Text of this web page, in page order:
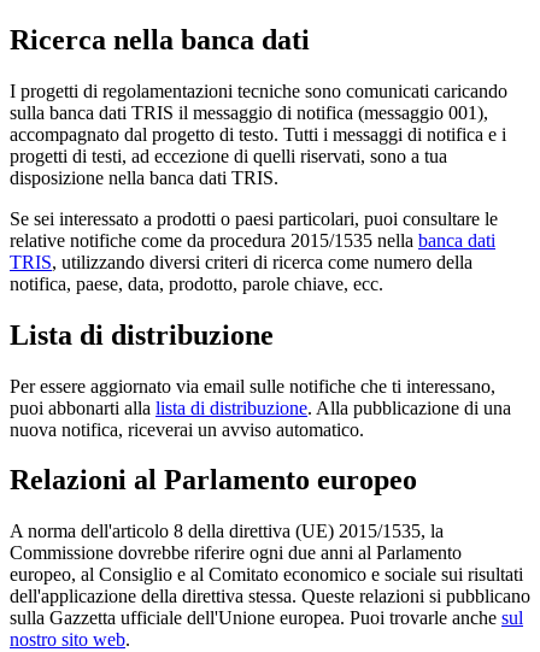
Ricerca nella banca dati
I progetti di regolamentazioni tecniche sono comunicati caricando
sulla banca dati TRIS il messaggio di notifica (messaggio 001),
accompagnato dal progetto di testo. Tutti i messaggi di notifica e i
progetti di testi, ad eccezione di quelli riservati, sono a tua
disposizione nella banca dati TRIS.
Se sei interessato a prodotti o paesi particolari, puoi consultare le
relative notifiche come da procedura 2015/1535 nella banca dati
TRIS, utilizzando diversi criteri di ricerca come numero della
notifica, paese, data, prodotto, parole chiave, ecc.
Lista di distribuzione
Per essere aggiornato via email sulle notifiche che ti interessano,
puoi abbonarti alla lista di distribuzione. Alla pubblicazione di una
nuova notifica, riceverai un avviso automatico.
Relazioni al Parlamento europeo
A norma dell'articolo 8 della direttiva (UE) 2015/1535, la
Commissione dovrebbe riferire ogni due anni al Parlamento
europeo, al Consiglio e al Comitato economico e sociale sui risultati
dell'applicazione della direttiva stessa. Queste relazioni si pubblicano
sulla Gazzetta ufficiale dell'Unione europea. Puoi trovarle anche sul
nostro sito web.